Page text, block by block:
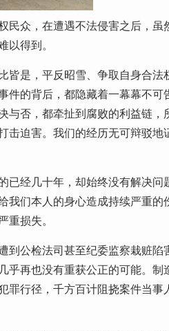
民众，在遭遇不法侵害之后，虽
以得到。
皆是，平反昭雪、争取自身合法
件的背后，都隐藏着一幕幕不可
与否，都牵扯到腐败的利益链，
击迫害。我们的经历无可辩驳地
已经几十年，却始终没有解决问
我们本人的身心造成持续严重的
重损失。
到公检法司甚至纪委监察栽赃陷
乎再也没有重获公正的可能。制
行径，千方百计阻挠案件当事